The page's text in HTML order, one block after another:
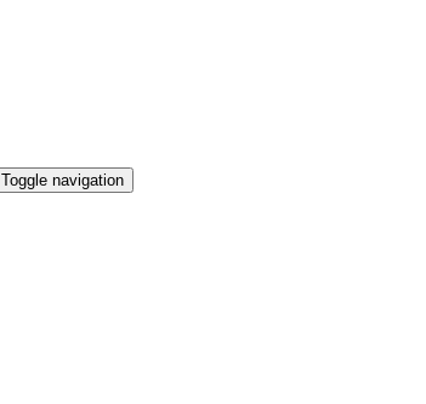
Toggle navigation